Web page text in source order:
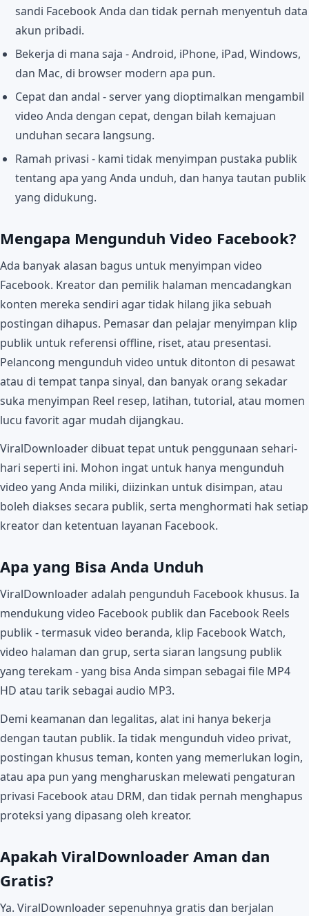
sandi Facebook Anda dan tidak pernah menyentuh data
akun pribadi.
Bekerja di mana saja - Android, iPhone, iPad, Windows,
dan Mac, di browser modern apa pun.
Cepat dan andal - server yang dioptimalkan mengambil
video Anda dengan cepat, dengan bilah kemajuan
unduhan secara langsung.
Ramah privasi - kami tidak menyimpan pustaka publik
tentang apa yang Anda unduh, dan hanya tautan publik
yang didukung.
Mengapa Mengunduh Video Facebook?
Ada banyak alasan bagus untuk menyimpan video
Facebook. Kreator dan pemilik halaman mencadangkan
konten mereka sendiri agar tidak hilang jika sebuah
postingan dihapus. Pemasar dan pelajar menyimpan klip
publik untuk referensi offline, riset, atau presentasi.
Pelancong mengunduh video untuk ditonton di pesawat
atau di tempat tanpa sinyal, dan banyak orang sekadar
suka menyimpan Reel resep, latihan, tutorial, atau momen
lucu favorit agar mudah dijangkau.
ViralDownloader dibuat tepat untuk penggunaan sehari-
hari seperti ini. Mohon ingat untuk hanya mengunduh
video yang Anda miliki, diizinkan untuk disimpan, atau
boleh diakses secara publik, serta menghormati hak setiap
kreator dan ketentuan layanan Facebook.
Apa yang Bisa Anda Unduh
ViralDownloader adalah pengunduh Facebook khusus. Ia
mendukung video Facebook publik dan Facebook Reels
publik - termasuk video beranda, klip Facebook Watch,
video halaman dan grup, serta siaran langsung publik
yang terekam - yang bisa Anda simpan sebagai file MP4
HD atau tarik sebagai audio MP3.
Demi keamanan dan legalitas, alat ini hanya bekerja
dengan tautan publik. Ia tidak mengunduh video privat,
postingan khusus teman, konten yang memerlukan login,
atau apa pun yang mengharuskan melewati pengaturan
privasi Facebook atau DRM, dan tidak pernah menghapus
proteksi yang dipasang oleh kreator.
Apakah ViralDownloader Aman dan
Gratis?
Ya. ViralDownloader sepenuhnya gratis dan berjalan